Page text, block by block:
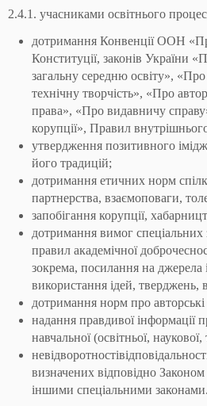
2.4.1. учасниками освітнього
дотримання Конвенції ООН
Конституції, законів України
загальну середню освіту»,
технічну творчість», «Про
права», «Про видавничу
корупції», Правил
утвердження позитивного
його традицій;
дотримання етичних норм
партнерства, взаємоповаги,
запобігання корупції,
дотримання вимог
правил академічної
зокрема, посилання на джерела
використання ідей, тверджень,
дотримання норм про авторські
надання правдивої інформації
навчальної (освітньої, наукової,
визначених відповідно
іншими спеціальними законами.